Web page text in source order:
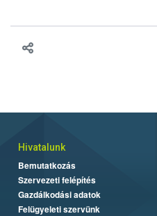
Hivatalunk
Bemutatkozás
Szervezeti felépítés
Gazdálkodási adatok
Felügyeleti szervünk